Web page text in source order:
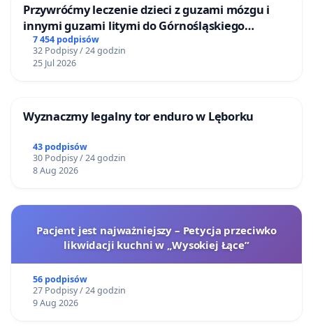
Przywróćmy leczenie dzieci z guzami mózgu i
innymi guzami litymi do Górnośląskiego
Centrum Zdrowia Dziecka w Katowicach
7 454 podpisów
32 Podpisy / 24 godzin
25 Jul 2026
Wyznaczmy legalny tor enduro w Lęborku
43 podpisów
30 Podpisy / 24 godzin
8 Aug 2026
Pacjent jest najważniejszy – Petycja przeciwko
likwidacji kuchni w „Wysokiej Łące”
56 podpisów
27 Podpisy / 24 godzin
9 Aug 2026